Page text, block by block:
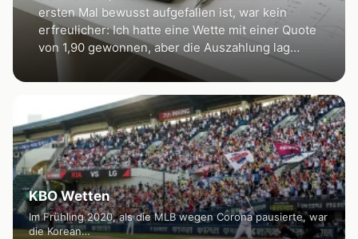
ersten Mal bewusst aufgefallen ist, war kein
erfreulicher: Ich hatte eine Wette mit einer Quote
von 1,90 gewonnen, aber die Auszahlung lag…
KBO Wetten
Im Frühling 2020, als die MLB wegen Corona pausierte, war
die Korean…